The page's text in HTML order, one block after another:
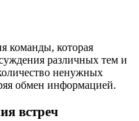
команды, которая
различных тем и
ненужных
обмен информацией.
встреч